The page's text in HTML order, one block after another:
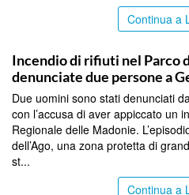
Continua a
Incendio di rifiuti nel Parco
denunciate due persone a
Due uomini sono stati denunciati
con l’accusa di aver appiccato un
Regionale delle Madonie.
dell’Ago, una zona protetta di
st...
Continua a